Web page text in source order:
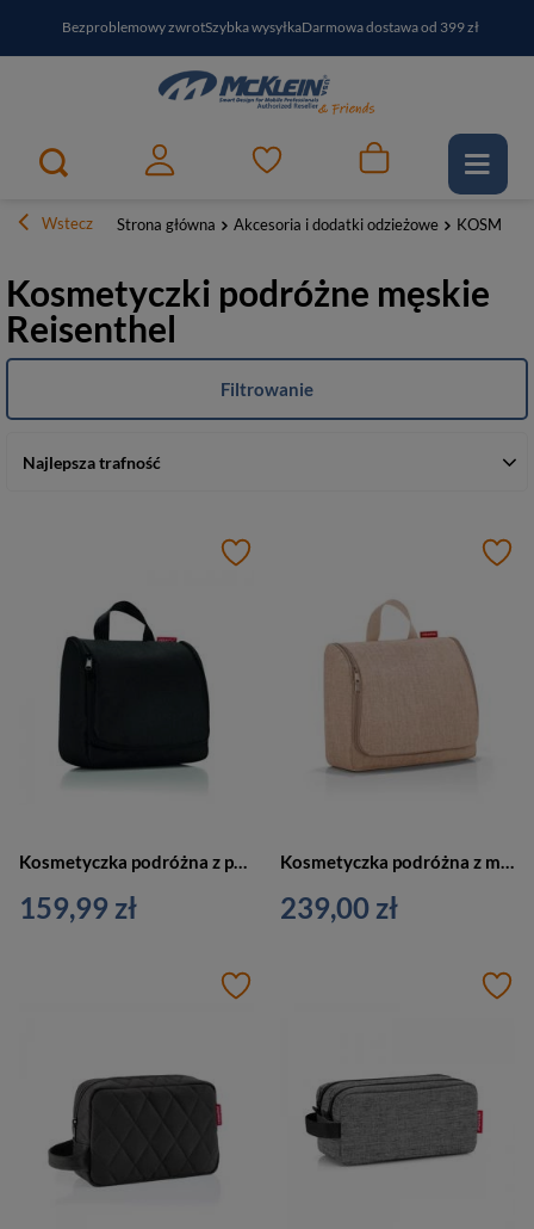
Bezproblemowy zwrotSzybka wysyłkaDarmowa dostawa od 399 zł
PayPo - kup i zapłać za30 dniZapisz się do newslettera i odbierz RABAT
Wstecz Strona główna Akcesoria i dodatki odzieżowe
Kosmetyczki podróżne męskie
Reisenthel
Najlepsza trafność
Filtrowanie
Kosmetyczka podróżna z poliestru unisex Reisenthel RWH7003 wisząca czarna
159,99 zł
Kosmetyczka podróżna z materiału unisex Reisenthel RWO6041 brąz beżowa
239,00 zł